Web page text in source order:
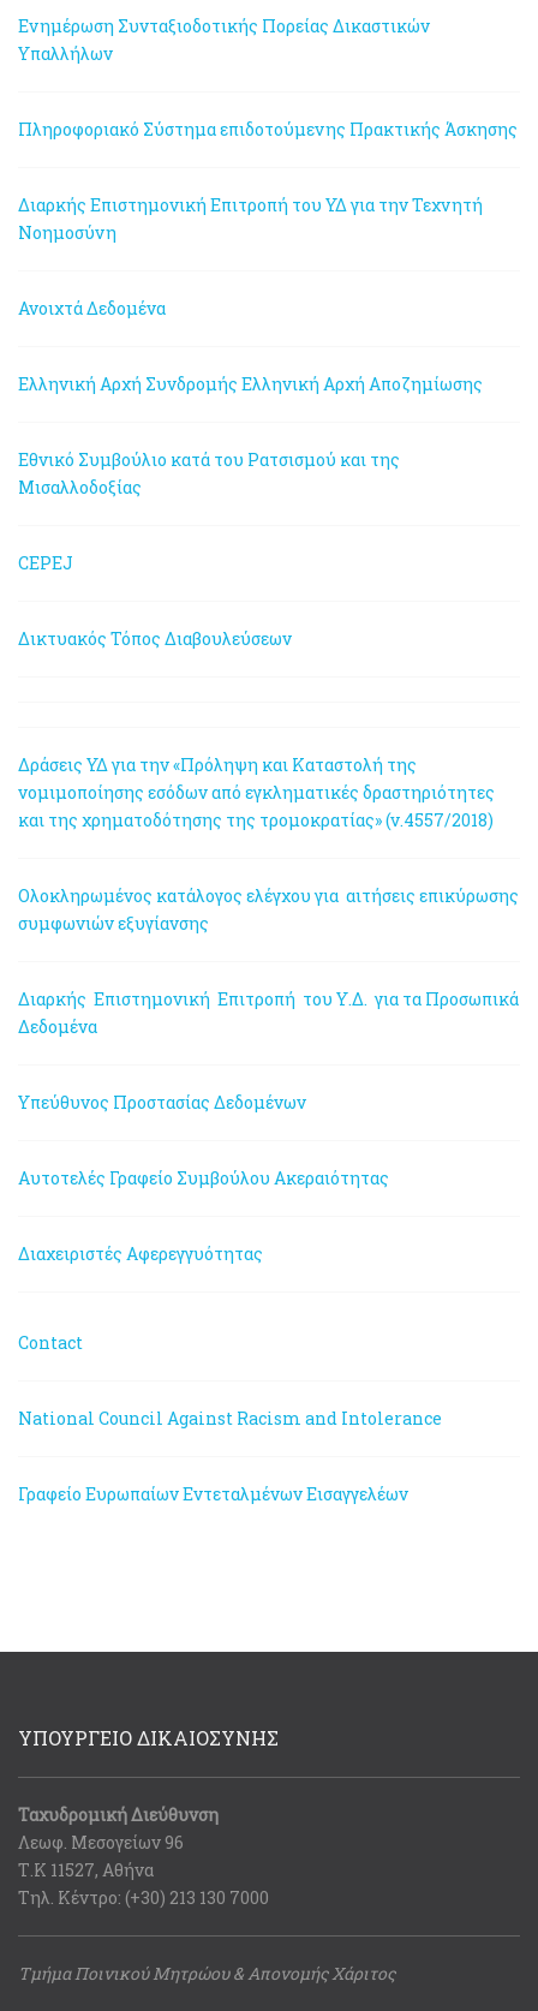
Ενημέρωση Συνταξιοδοτικής Πορείας Δικαστικών
Υπαλλήλων
Πληροφοριακό Σύστημα επιδοτούμενης Πρακτικής Άσκησης
Διαρκής Επιστημονική Επιτροπή του ΥΔ για την Τεχνητή
Νοημοσύνη
Ανοιχτά Δεδομένα
Ελληνική Αρχή Συνδρομής Ελληνική Αρχή Αποζημίωσης
Εθνικό Συμβούλιο κατά του Ρατσισμού και της
Μισαλλοδοξίας
CEPEJ
Δικτυακός Τόπος Διαβουλεύσεων
Δράσεις ΥΔ για την «Πρόληψη και Καταστολή της
νομιμοποίησης εσόδων από εγκληματικές δραστηριότητες
και της χρηματοδότησης της τρομοκρατίας» (ν.4557/2018)
Ολοκληρωμένος κατάλογος ελέγχου για αιτήσεις επικύρωσης
συμφωνιών εξυγίανσης
Διαρκής Επιστημονική Επιτροπή του Υ.Δ. για τα Προσωπικά
Δεδομένα
Υπεύθυνος Προστασίας Δεδομένων
Αυτοτελές Γραφείο Συμβούλου Ακεραιότητας
Διαχειριστές Αφερεγγυότητας
Contact
National Council Against Racism and Intolerance
Γραφείο Ευρωπαίων Εντεταλμένων Εισαγγελέων
ΥΠΟΥΡΓΕΙΟ ΔΙΚΑΙΟΣΥΝΗΣ
Ταχυδρομική Διεύθυνση
Λεωφ. Μεσογείων 96
Τ.Κ 11527, Αθήνα
Τηλ. Κέντρο: (+30) 213 130 7000
Τμήμα Ποινικού Μητρώου & Απονομής Χάριτος